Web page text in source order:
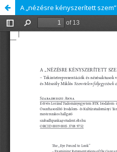
A „nézésre kényszerített szem”